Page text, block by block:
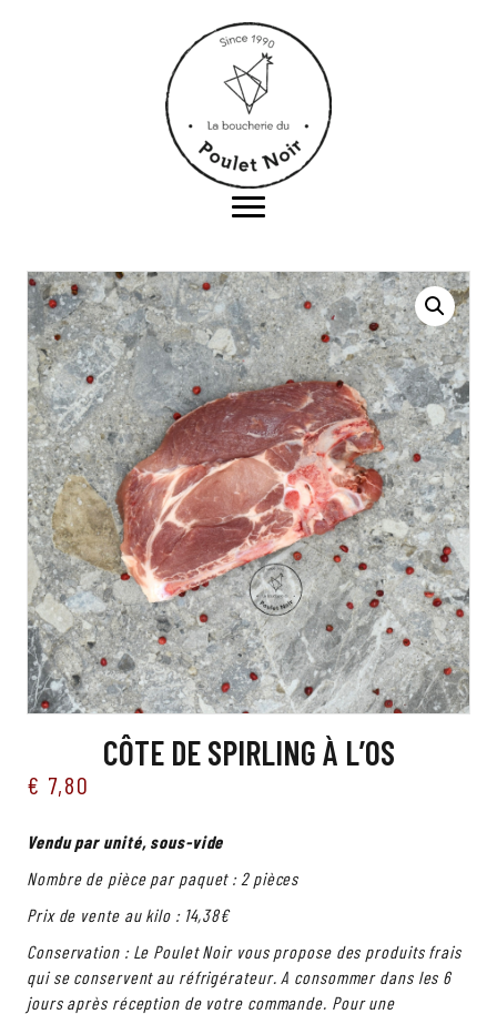
CÔTE DE SPIRLING À L’OS
€ 7,80
Vendu par unité, sous-vide
Nombre de pièce par paquet : 2 pièces
Prix de vente au kilo : 14,38€
Conservation : Le Poulet Noir vous propose des produits frais
qui se conservent au réfrigérateur. A consommer dans les 6
jours après réception de votre commande. Pour une